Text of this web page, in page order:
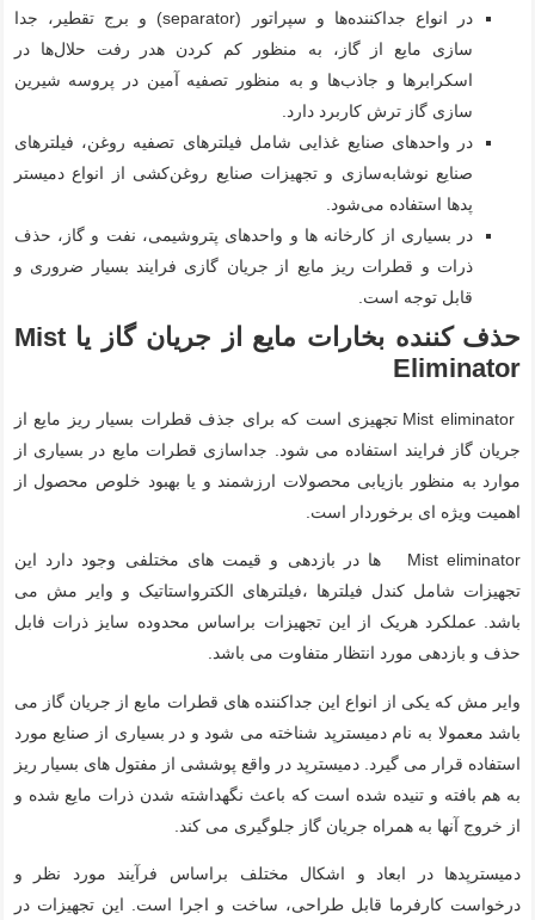
در انواع جداکننده‌ها و سپراتور (separator) و برج تقطیر، جدا
سازی مایع از گاز، به منظور کم کردن هدر رفت حلال‌ها در
اسکرابرها و جاذب‌ها و به منظور تصفیه آمین در پروسه شیرین
سازی گاز ترش کاربرد دارد.
در واحدهای صنایع غذایی شامل فیلترهای تصفیه روغن، فیلترهای
صنایع نوشابه‌سازی و تجهیزات صنایع روغن‌کشی از انواع دمیستر
پدها استفاده می‌شود.
در بسیاری از کارخانه ها و واحدهای پتروشیمی، نفت و گاز، حذف
ذرات و قطرات ریز مایع از جریان گازی فرایند بسیار ضروری و
قابل توجه است.
حذف کننده بخارات مایع از جریان گاز یا Mist
Eliminator
Mist eliminator تجهیزی است که برای جذف قطرات بسیار ریز مایع از
جریان گاز فرایند استفاده می شود. جداسازی قطرات مایع در بسیاری از
موارد به منظور بازیابی محصولات ارزشمند و یا بهبود خلوص محصول از
اهمیت ویژه ای برخوردار است.
Mist eliminator ها در بازدهی و قیمت های مختلفی وجود دارد این
تجهیزات شامل کندل فیلترها ،فیلترهای الکترواستاتیک و وایر مش می
باشد. عملکرد هریک از این تجهیزات براساس محدوده سایز ذرات فابل
حذف و بازدهی مورد انتظار متفاوت می باشد.
وایر مش که یکی از انواع این جداکننده های قطرات مایع از جریان گاز می
باشد معمولا به نام دمیسترپد شناخته می شود و در بسیاری از صنایع مورد
استفاده قرار می گیرد. دمیسترپد در واقع پوششی از مفتول های بسیار ریز
به هم بافته و تنیده شده است که باعث نگهداشته شدن ذرات مایع شده و
از خروج آنها به همراه جریان گاز جلوگیری می کند.
دمیسترپدها در ابعاد و اشکال مختلف براساس فرآیند مورد نظر و
درخواست کارفرما قابل طراحی، ساخت و اجرا است. این تجهیزات در